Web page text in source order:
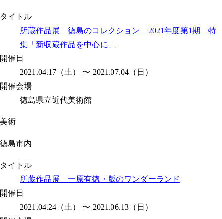
タイトル
所蔵作品展 徳島のコレクション 2021年度第1期 特
集「新収蔵作品を中心に」
開催日
2021.04.17（土） 〜 2021.07.04（日）
開催会場
徳島県立近代美術館
美術
徳島市内
タイトル
所蔵作品展 一原有徳・版のワンダーランド
開催日
2021.04.24（土） 〜 2021.06.13（日）